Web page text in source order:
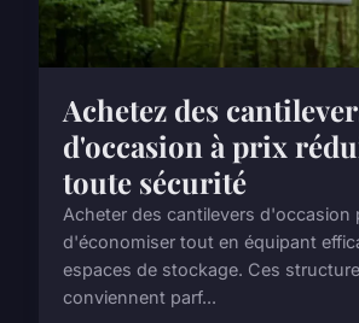
Achetez des
d'occasion à prix
toute sécurité
Acheter des cantilevers d'occasion
d'économiser tout en équipant
espaces de stockage. Ces
conviennent parf...